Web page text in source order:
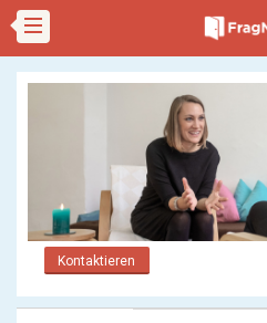
Kontaktieren